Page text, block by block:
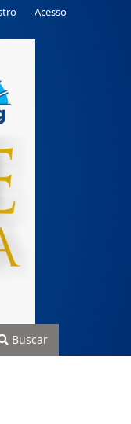
Buscar
Acesso